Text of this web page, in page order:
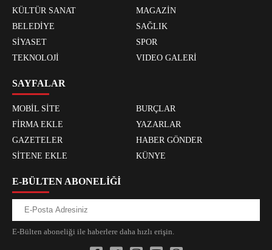
KÜLTÜR SANAT
MAGAZİN
BELEDİYE
SAĞLIK
SİYASET
SPOR
TEKNOLOJİ
VIDEO GALERİ
SAYFALAR
MOBİL SİTE
BURÇLAR
FİRMA EKLE
YAZARLAR
GAZETELER
HABER GÖNDER
SİTENE EKLE
KÜNYE
E-BÜLTEN ABONELİĞİ
E-Bülten aboneliği ile haberlere daha hızlı erişin.